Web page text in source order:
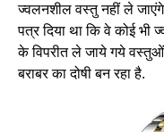
ज्वलनशील वस्तु नहीं ले जाएंगे.
पत्र दिया था कि वे कोई भी
के विपरीत ले जाये गये
बराबर का दोषी बन रहा है.